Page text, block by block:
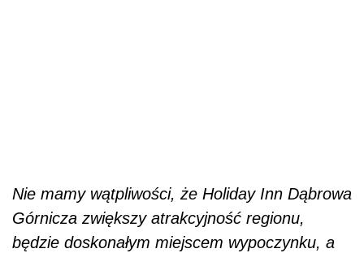
Nie mamy wątpliwości, że Holiday Inn Dąbrowa
Górnicza zwiększy atrakcyjność regionu,
będzie doskonałym miejscem wypoczynku, a